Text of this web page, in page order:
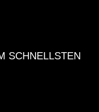
SCHNELLSTEN